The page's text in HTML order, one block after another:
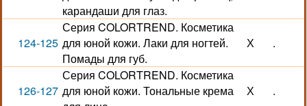
карандаши для глаз.
124-125
Серия COLORTREND. Косметика
для юной кожи. Лаки для ногтей.
Помады для губ.
Х .
126-127
Серия COLORTREND. Косметика
для юной кожи. Тональные крема
Х .